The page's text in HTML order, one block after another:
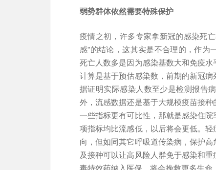
弱势群体依然需要特殊保护
疫情之初，许多专家拿新冠的感染死
感”的结论，这其实是不合理的，作为
死亡人数多是因为感染基数大和免疫
计算是基于预估感染数，前期的新冠
据证明实际感染人数至少是检测报告
外，流感数据还是基于大规模疫苗接
一些指标更有可比性，那就是感染住
项指标均比流感低，以后将会更低。
向，但如同其它呼吸道传染病，保护
及接种可以让高风险人群免于感染和